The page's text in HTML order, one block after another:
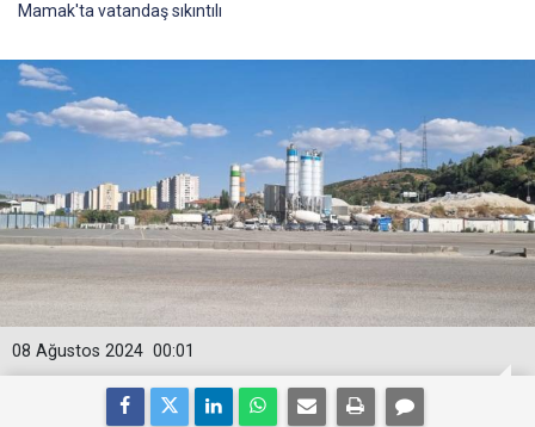
Mamak'ta vatandaş sıkıntılı
00:01
08 Ağustos 2024